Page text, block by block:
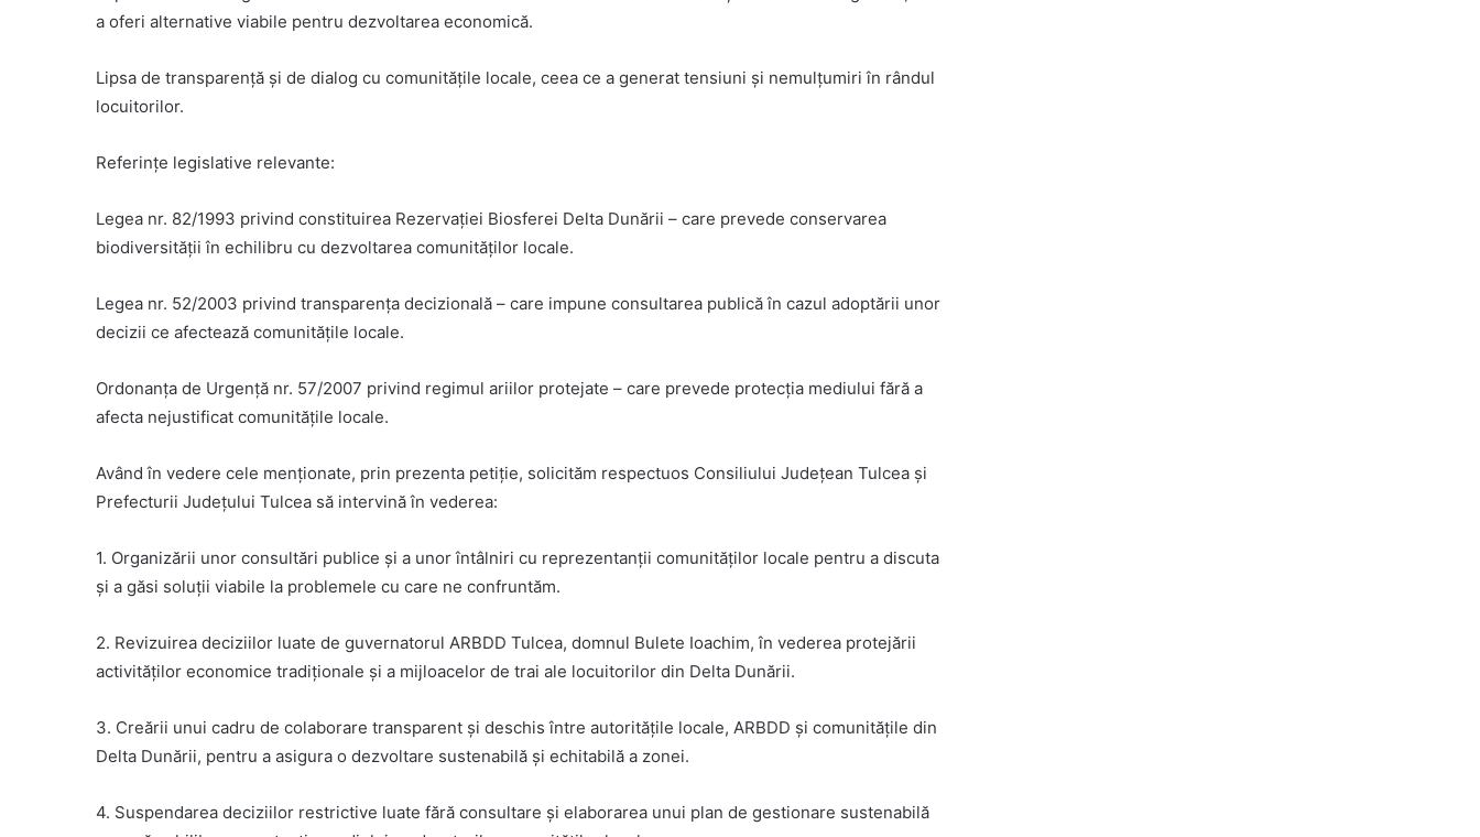
a oferi alternative viabile pentru dezvoltarea economică.
Lipsa de transparență și de dialog cu comunitățile locale, ceea ce a generat tensiuni și nemulțumiri în rândul
locuitorilor.
Referințe legislative relevante:
Legea nr. 82/1993 privind constituirea Rezervației Biosferei Delta Dunării – care prevede conservarea
biodiversității în echilibru cu dezvoltarea comunităților locale.
Legea nr. 52/2003 privind transparența decizională – care impune consultarea publică în cazul adoptării unor
decizii ce afectează comunitățile locale.
Ordonanța de Urgență nr. 57/2007 privind regimul ariilor protejate – care prevede protecția mediului fără a
afecta nejustificat comunitățile locale.
Având în vedere cele menționate, prin prezenta petiție, solicităm respectuos Consiliului Județean Tulcea și
Prefecturii Județului Tulcea să intervină în vederea:
1. Organizării unor consultări publice și a unor întâlniri cu reprezentanții comunităților locale pentru a discuta
și a găsi soluții viabile la problemele cu care ne confruntăm.
2. Revizuirea deciziilor luate de guvernatorul ARBDD Tulcea, domnul Bulete Ioachim, în vederea protejării
activităților economice tradiționale și a mijloacelor de trai ale locuitorilor din Delta Dunării.
3. Creării unui cadru de colaborare transparent și deschis între autoritățile locale, ARBDD și comunitățile din
Delta Dunării, pentru a asigura o dezvoltare sustenabilă și echitabilă a zonei.
4. Suspendarea deciziilor restrictive luate fără consultare și elaborarea unui plan de gestionare sustenabilă